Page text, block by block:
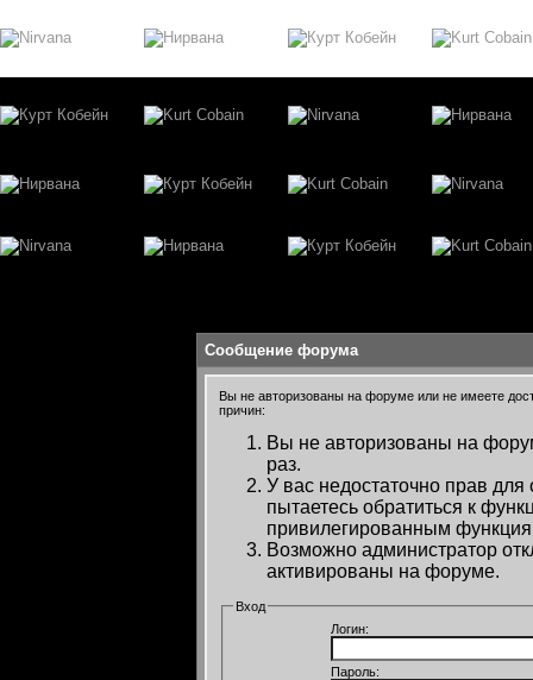
Сообщение форума
Вы не авторизованы на форуме или не имеете
причин:
Вы не авторизованы на
раз.
У вас недостаточно прав
пытаетесь обратиться к
привилегированным
Возможно администратор
активированы на форуме.
Вход
Логин:
Пароль: